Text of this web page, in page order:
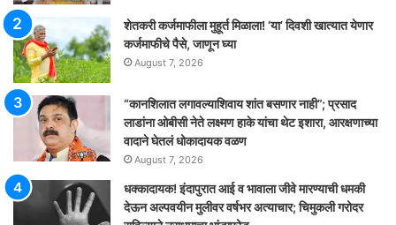
शेतकरी कर्जमाफीला मुहूर्त मिळाला! ‘या’ दिवशी खात्यात येणार
कर्जमाफीचे पैसे, जाणून घ्या
August 7, 2026
“कानशिलात लगावल्याशिवाय शांत बसणार नाही”; प्रसाद
लाडांना ओबीसी नेते लक्ष्मण हाके यांचा थेट इशारा, आरक्षणाच्या
वादाने घेतलं धोकादायक वळण
August 7, 2026
धक्कादायक! इंदापुरात आई व भावाला जीवे मारण्याची धमकी
देऊन अल्पवयीन मुलीवर वर्षभर अत्याचार; चिमुकली गरोदर